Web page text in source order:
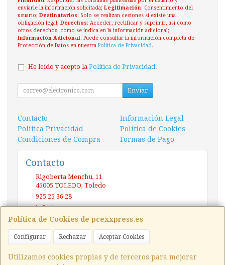
Política de Cookies de pcexxpress.es
Configurar Rechazar Aceptar Cookies
Utilizamos cookies propias y de terceros para mejorar
enviarle la información solicitada; Legitimación: Consentimiento del
usuario; Destinatarios: Solo se realizan cesiones si existe una
obligación legal; Derechos: Acceder, rectificar y suprimir, así como
otros derechos, como se indica en la información adicional;
Información Adicional : Puede consultar la información completa de
Protección de Datos en nuestra Política de Privacidad .
He leído y acepto la Política de Privacidad.
Enviar
Contacto
Información Legal
Política Privacidad
Política de Cookies
Condiciones de Compra
Formas de Pago
Contacto
Rigoberta Menchu, 11
45005 TOLEDO, Toledo
925 25 36 28
info@pcexxpress.es
Horario
10 - 14 / 17 - 20 Sábado / Domingo (CERRADO)